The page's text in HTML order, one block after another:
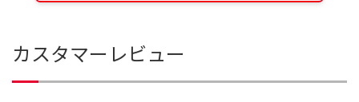
カスタマーレビュー